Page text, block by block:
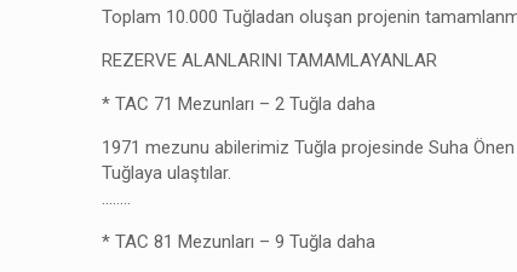
Toplam 10.000 Tuğladan oluşan projenin
REZERVE ALANLARINI TAMAMLAYANLAR
* TAC 71 Mezunları – 2 Tuğla daha
1971 mezunu abilerimiz Tuğla projesinde Suha
Tuğlaya ulaştılar.
……..
* TAC 81 Mezunları – 9 Tuğla daha